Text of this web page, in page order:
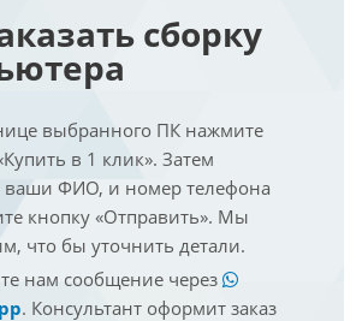
сборку
выбранного ПК нажмите
в 1 клик». Затем
ваши ФИО, и номер телефона
кнопку «Отправить». Мы
что бы уточнить детали.
нам сообщение через
. Консультант оформит заказ